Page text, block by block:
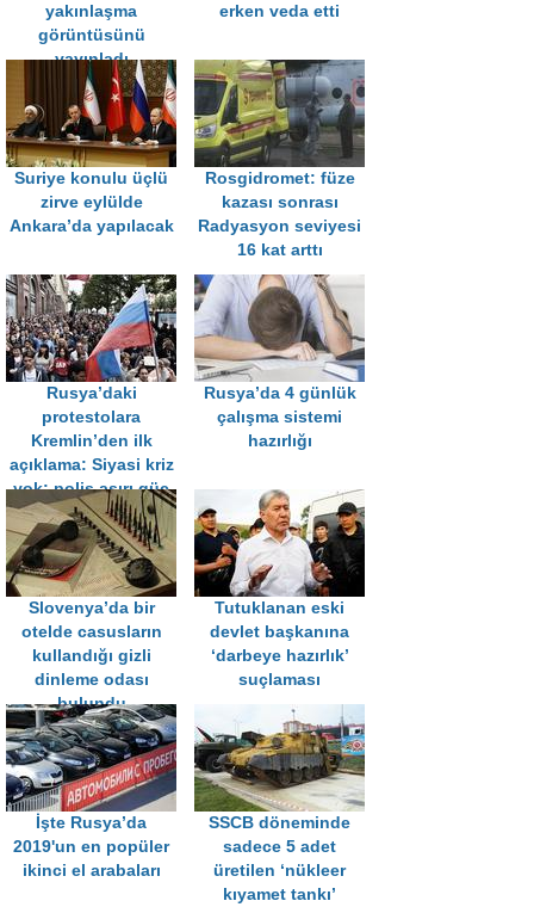
yakınlaşma
görüntüsünü
yayınladı
erken veda etti
Suriye konulu üçlü
zirve eylülde
Ankara’da yapılacak
Rosgidromet: füze
kazası sonrası
Radyasyon seviyesi
16 kat arttı
Rusya’daki
protestolara
Kremlin’den ilk
açıklama: Siyasi kriz
yok; polis aşırı güç
kullanmıyor
Rusya’da 4 günlük
çalışma sistemi
hazırlığı
Slovenya’da bir
otelde casusların
kullandığı gizli
dinleme odası
bulundu
Tutuklanan eski
devlet başkanına
‘darbeye hazırlık’
suçlaması
İşte Rusya’da
2019'un en popüler
ikinci el arabaları
SSCB döneminde
sadece 5 adet
üretilen ‘nükleer
kıyamet tankı’